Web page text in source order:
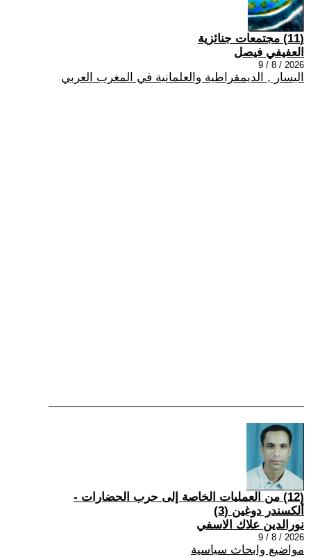
(11) مجتمعات جنائزية
العفيفي فيصل
2026 / 8 / 9
اليسار , الديمقراطية والعلمانية في المغرب العربي
(12) من العمليات الخاصة إلى حرب الحضارات -
ألكسندر دوغين (3)
نورالدين علاك الاسفي
2026 / 8 / 9
مواضيع وابحاث سياسية